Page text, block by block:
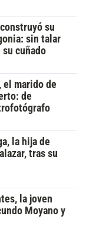
su
sin talar
cuñado
el marido de
de
la hija de
tras su
la joven
Moyano y